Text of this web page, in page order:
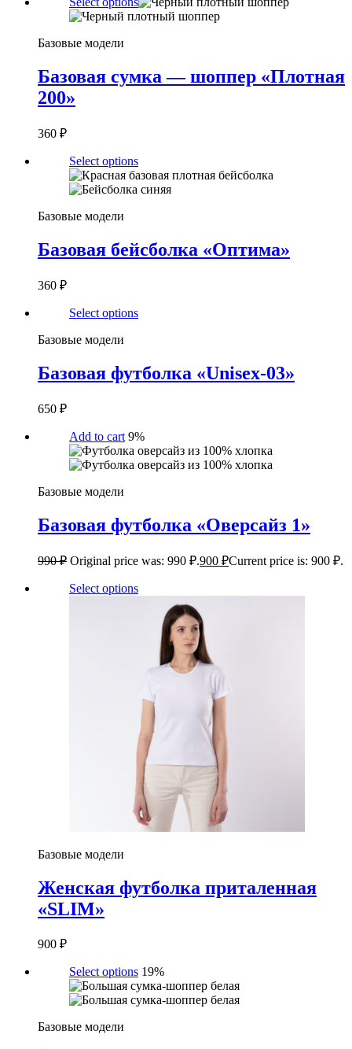
Базовые модели
Базовая сумка — шоппер «Плотная
200»
360 ₽
Select options
Базовые модели
Базовая бейсболка «Оптима»
360 ₽
Select options
Базовые модели
Базовая футболка «Unisex-03»
650 ₽
Add to cart 9%
Базовые модели
Базовая футболка «Оверсайз 1»
990₽ Original price was: 990 ₽.900 ₽Current price is: 900 ₽.
Select options
Базовые модели
Женская футболка приталенная
«SLIM»
900 ₽
Select options 19%
Базовые модели